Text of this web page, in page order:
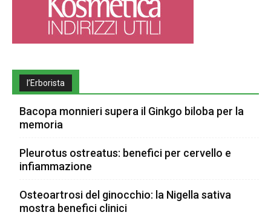
l’Erborista
Bacopa monnieri supera il Ginkgo biloba per la
memoria
Pleurotus ostreatus: benefici per cervello e
infiammazione
Osteoartrosi del ginocchio: la Nigella sativa
mostra benefici clinici